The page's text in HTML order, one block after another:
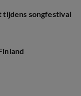
tijdens songfestival